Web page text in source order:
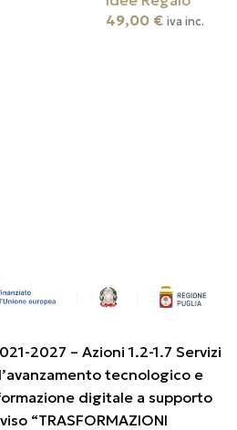
49,00 € iva inc.
2027 – Azioni 1.2-1.7 Servizi
tecnologico e
digitale a supporto
“TRASFORMAZIONI